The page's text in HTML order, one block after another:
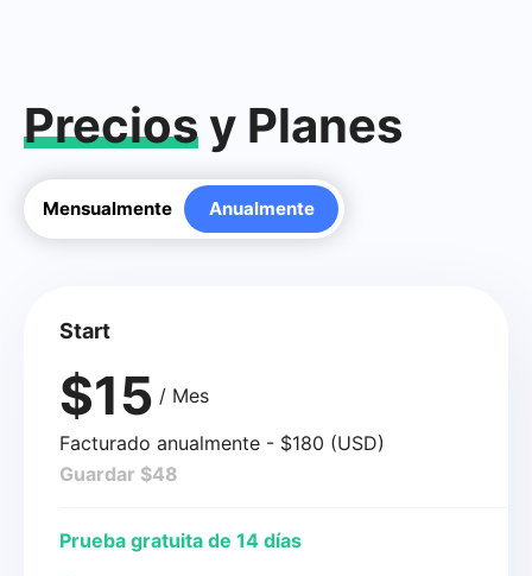
Preciosy Planes
Mensualmente Anualmente
Start
$15 / Mes
Facturado anualmente - $180 (USD)
Guardar $48
Prueba gratuita de 14 días